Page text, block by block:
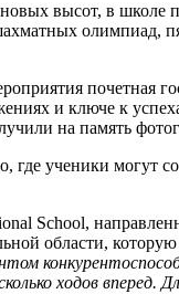
высот, в
олимпиад,
почетная
и ключе к
на память
где ученики могут
School,
области,
ходов